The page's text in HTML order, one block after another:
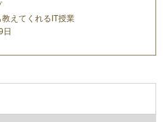
えてくれるIT授業